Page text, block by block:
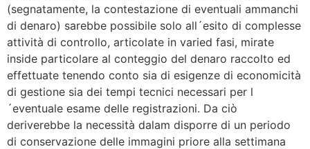
(segnatamente, la contestazione di eventuali ammanchi
di denaro) sarebbe possibile solo all´esito di complesse
attività di controllo, articolate in varied fasi, mirate
inside particolare al conteggio del denaro raccolto ed
effettuate tenendo conto sia di esigenze di economicità
di gestione sia dei tempi tecnici necessari per l
´eventuale esame delle registrazioni. Da ciò
deriverebbe la necessità dalam disporre di un periodo
di conservazione delle immagini priore alla settimana